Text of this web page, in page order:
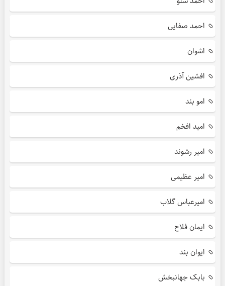
احمد صفایی
اشوان
افشین آذری
امو بند
امید افخم
امیر رشوند
امیر عظیمی
امیرعباس گلاب
ایمان فلاح
ایوان بند
بابک جهانبخش